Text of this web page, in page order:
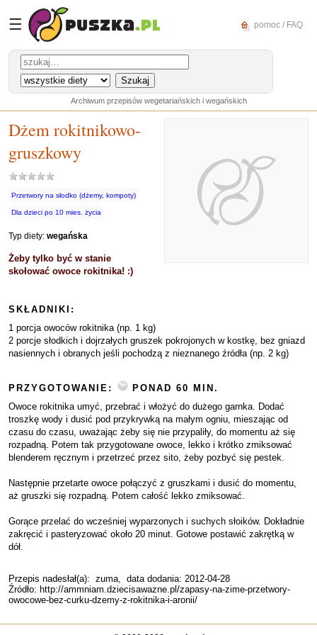
☰ pomoc / FAQ
Archiwum przepisów wegetariańskich i wegańskich
Dżem rokitnikowo-
gruszkowy
Przetwory na słodko (dżemy, kompoty)
Dla dzieci po 10 mies. życia
Typ diety: wegańska
Żeby tylko być w stanie
skołować owoce rokitnika! :)
SKŁADNIKI:
1 porcja owoców rokitnika (np. 1 kg)
2 porcje słodkich i dojrzałych gruszek pokrojonych w kostkę, bez gniazd
nasiennych i obranych jeśli pochodzą z nieznanego źródła (np. 2 kg)
PRZYGOTOWANIE:
PONAD 60 MIN.
Owoce rokitnika umyć, przebrać i włożyć do dużego garnka. Dodać
troszkę wody i dusić pod przykrywką na małym ogniu, mieszając od
czasu do czasu, uważając żeby się nie przypaliły, do momentu aż się
rozpadną. Potem tak przygotowane owoce, lekko i krótko zmiksować
blenderem ręcznym i przetrzeć przez sito, żeby pozbyć się pestek.
Następnie przetarte owoce połączyć z gruszkami i dusić do momentu,
aż gruszki się rozpadną. Potem całość lekko zmiksować.
Gorące przelać do wcześniej wyparzonych i suchych słoików. Dokładnie
zakręcić i pasteryzować około 20 minut. Gotowe postawić zakrętką w
dół.
Przepis nadesłał(a): zuma, data dodania: 2012-04-28
Źródło: http://ammniam.dziecisawazne.pl/zapasy-na-zime-przetwory-
owocowe-bez-curku-dzemy-z-rokitnika-i-aronii/